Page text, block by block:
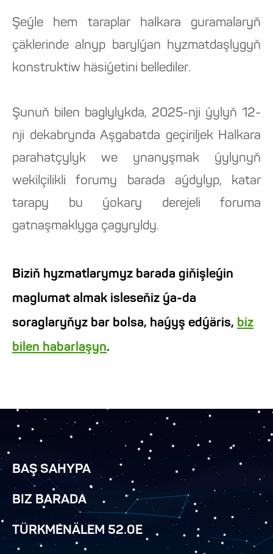
Şeýle hem taraplar halkara guramalaryň
çäklerinde alnyp barylýan hyzmatdaşlygyň
konstruktiw häsiýetini bellediler.
Şunuň bilen baglylykda, 2025-nji ýylyň 12-
nji dekabrynda Aşgabatda geçiriljek Halkara
parahatçylyk we ynanyşmak ýylynyň
wekilçilikli forumy barada aýdylyp, katar
tarapy bu ýokary derejeli foruma
gatnaşmaklyga çagyryldy.
Biziň hyzmatlarymyz barada giňişleýin
maglumat almak isleseňiz ýa-da
soraglaryňyz bar bolsa, haýyş edýäris, biz
bilen habarlaşyn.
BAŞ SAHYPA
BIZ BARADA
TÜRKMENÄLEM 52.0E